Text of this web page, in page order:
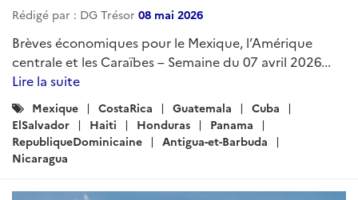
Rédigé par : DG Trésor 08 mai 2026
Brèves économiques pour le Mexique, l’Amérique
centrale et les Caraïbes – Semaine du 07 avril 2026...
Lire la suite
Catégories
:
Mexique CostaRica Guatemala
Cuba
ElSalvador
Haiti Honduras
Panama
RepubliqueDominicaine
Antigua-et-Barbuda
Nicaragua